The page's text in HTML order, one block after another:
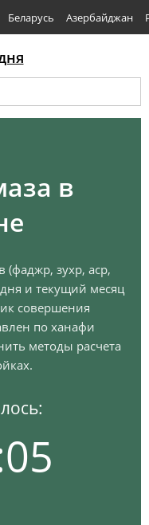
Беларусь Азербайджан
в
(фаджр, зухр, аср,
и текущий месяц
совершения
по ханафи
методы расчета